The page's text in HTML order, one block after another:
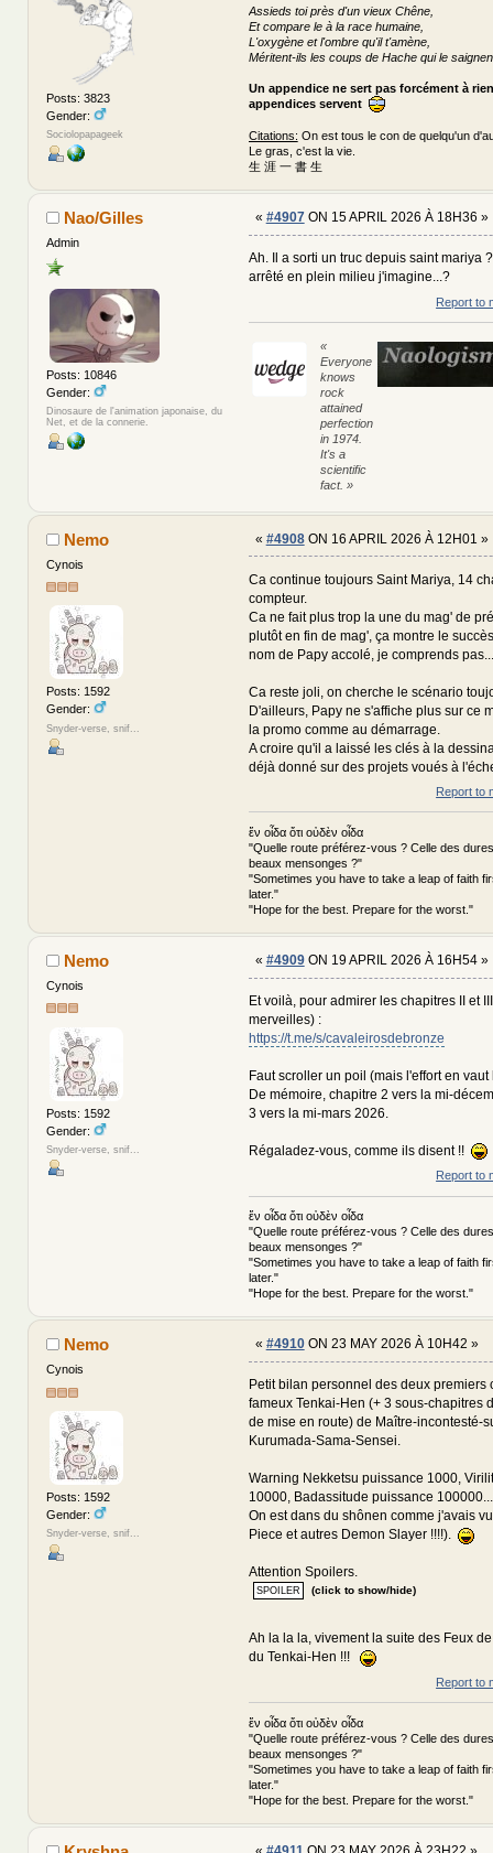
Posts: 3823
Gender:
Sociolopapageek
Assieds toi près d'un vieux Chêne,
Et compare le à la race humaine,
L'oxygène et l'ombre qu'il t'amène,
Méritent-ils les coups de Hache qui le
Un appendice ne sert pas forcément à
appendices servent
Citations: On est tous le con de quelqu'un
Le gras, c'est la vie.
生 涯 一 書 生
Nao/Gilles
Admin
Posts: 10846
Gender:
Dinosaure de l'animation japonaise, du
Net, et de la connerie.
« #4907ON 15 APRIL 2026 À 18H36 »
Ah. Il a sorti un truc depuis saint mariya
arrêté en plein milieu j'imagine...?
Report to
«
Everyone
knows
rock
attained
perfection
in 1974.
It's a
scientific
fact. »
Nemo
Cynois
Posts: 1592
Gender:
Snyder-verse, snif...
« #4908ON 16 APRIL 2026 À 12H01 »
Ca continue toujours Saint Mariya, 14
compteur.
Ca ne fait plus trop la une du mag' de
plutôt en fin de mag', ça montre le
nom de Papy accolé, je comprends
Ca reste joli, on cherche le scénario
D'ailleurs, Papy ne s'affiche plus sur ce
la promo comme au démarrage.
A croire qu'il a laissé les clés à la
déjà donné sur des projets voués à
Report to
ἕν οἶδα ὅτι οὐδὲν οἶδα
"Quelle route préférez-vous ? Celle des
beaux mensonges ?"
"Sometimes you have to take a leap of faith
later."
"Hope for the best. Prepare for the worst."
Nemo
Cynois
Posts: 1592
Gender:
Snyder-verse, snif...
« #4909ON 19 APRIL 2026 À 16H54 »
Et voilà, pour admirer les chapitres II et
merveilles) :
https://t.me/s/cavaleirosdebronze
Faut scroller un poil (mais l'effort en
De mémoire, chapitre 2 vers la mi-
3 vers la mi-mars 2026.
Régaladez-vous, comme ils disent !!
Report to
ἕν οἶδα ὅτι οὐδὲν οἶδα
"Quelle route préférez-vous ? Celle des
beaux mensonges ?"
"Sometimes you have to take a leap of faith
later."
"Hope for the best. Prepare for the worst."
Nemo
Cynois
Posts: 1592
Gender:
Snyder-verse, snif...
« #4910ON 23 MAY 2026 À 10H42 »
Petit bilan personnel des deux premiers
fameux Tenkai-Hen (+ 3 sous-chapitres
de mise en route) de Maître-incontesté-
Kurumada-Sama-Sensei.
Warning Nekketsu puissance 1000,
10000, Badassitude puissance 100000...
On est dans du shônen comme j'avais
Piece et autres Demon Slayer !!!!).
Attention Spoilers.
(click to show/hide)
Ah la la la, vivement la suite des Feux
du Tenkai-Hen !!!
Report to
ἕν οἶδα ὅτι οὐδὲν οἶδα
"Quelle route préférez-vous ? Celle des
beaux mensonges ?"
"Sometimes you have to take a leap of faith
later."
"Hope for the best. Prepare for the worst."